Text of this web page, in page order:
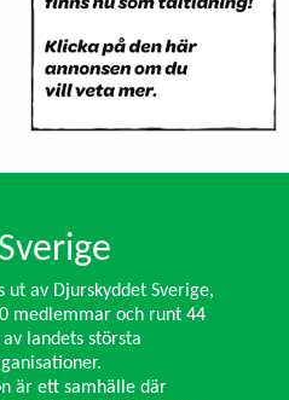
ut av Djurskyddet Sverige,
medlemmar och runt 44
landets största
är ett samhälle där